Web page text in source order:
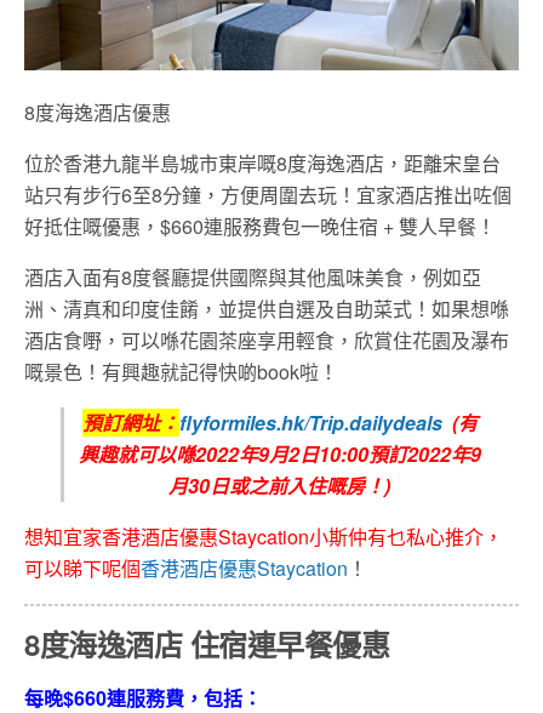
8度海逸酒店優惠
位於香港九龍半島城市東岸嘅8度海逸酒店，距離宋皇台
站只有步行6至8分鐘，方便周圍去玩！宜家酒店推出咗個
好抵住嘅優惠，$660連服務費包一晚住宿 + 雙人早餐！
酒店入面有8度餐廳提供國際與其他風味美食，例如亞
洲、清真和印度佳餚，並提供自選及自助菜式！如果想喺
酒店食嘢，可以喺花園茶座享用輕食，欣賞住花園及瀑布
嘅景色！有興趣就記得快啲book啦！
預訂網址：flyformiles.hk/Trip.dailydeals (有
興趣就可以喺2022年9月2日10:00預訂2022年9
月30日或之前入住嘅房！)
想知宜家香港酒店優惠Staycation小斯仲有乜私心推介，
可以睇下呢個香港酒店優惠Staycation ！
8度海逸酒店 住宿連早餐優惠
每晚$660連服務費，包括：